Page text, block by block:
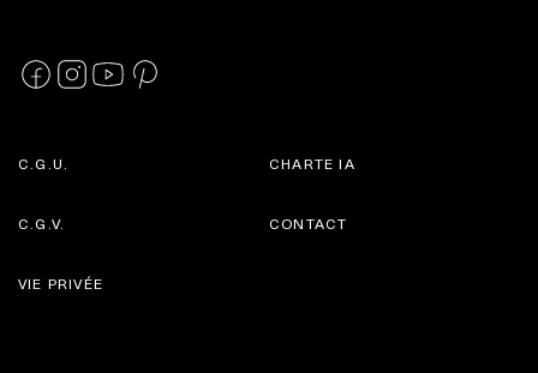
C.G.U.
C.G.V.
CHARTE IA
CONTACT
VIE PRIVÉE